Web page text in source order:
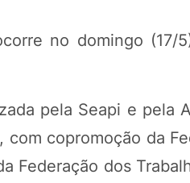
no domingo
pela Seapi e pela
com copromoção da
Federação dos